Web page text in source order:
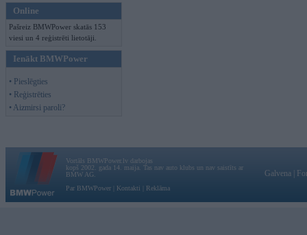
Online
Pašreiz BMWPower skatās 153
viesi un 4 reģistrēti lietotāji.
Ienākt BMWPower
• Pieslēgties
• Reģistrēties
• Aizmirsi paroli?
Vortāls BMWPower.lv darbojas
kopš 2002. gada 14. maija. Tas nav auto klubs un nav saistīts ar
BMW AG.
Par BMWPower
Kontakti Reklāma
Galvena